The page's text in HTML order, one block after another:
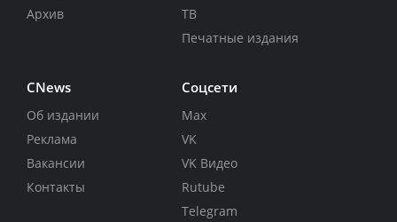
Архив
ТВ
Печатные издания
CNews
Об издании
Реклама
Вакансии
Контакты
Соцсети
Max
VK
VK Видео
Rutube
Telegram